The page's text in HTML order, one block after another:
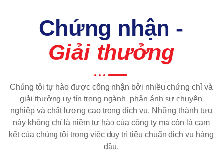
Chứng nhận -
Giải thưởng
Chúng tôi tự hào được công nhận bởi nhiều chứng chỉ và
giải thưởng uy tín trong ngành, phản ánh sự chuyên
nghiệp và chất lượng cao trong dịch vụ. Những thành tựu
này không chỉ là niềm tự hào của công ty mà còn là cam
kết của chúng tôi trong việc duy trì tiêu chuẩn dịch vụ hàng
đầu.